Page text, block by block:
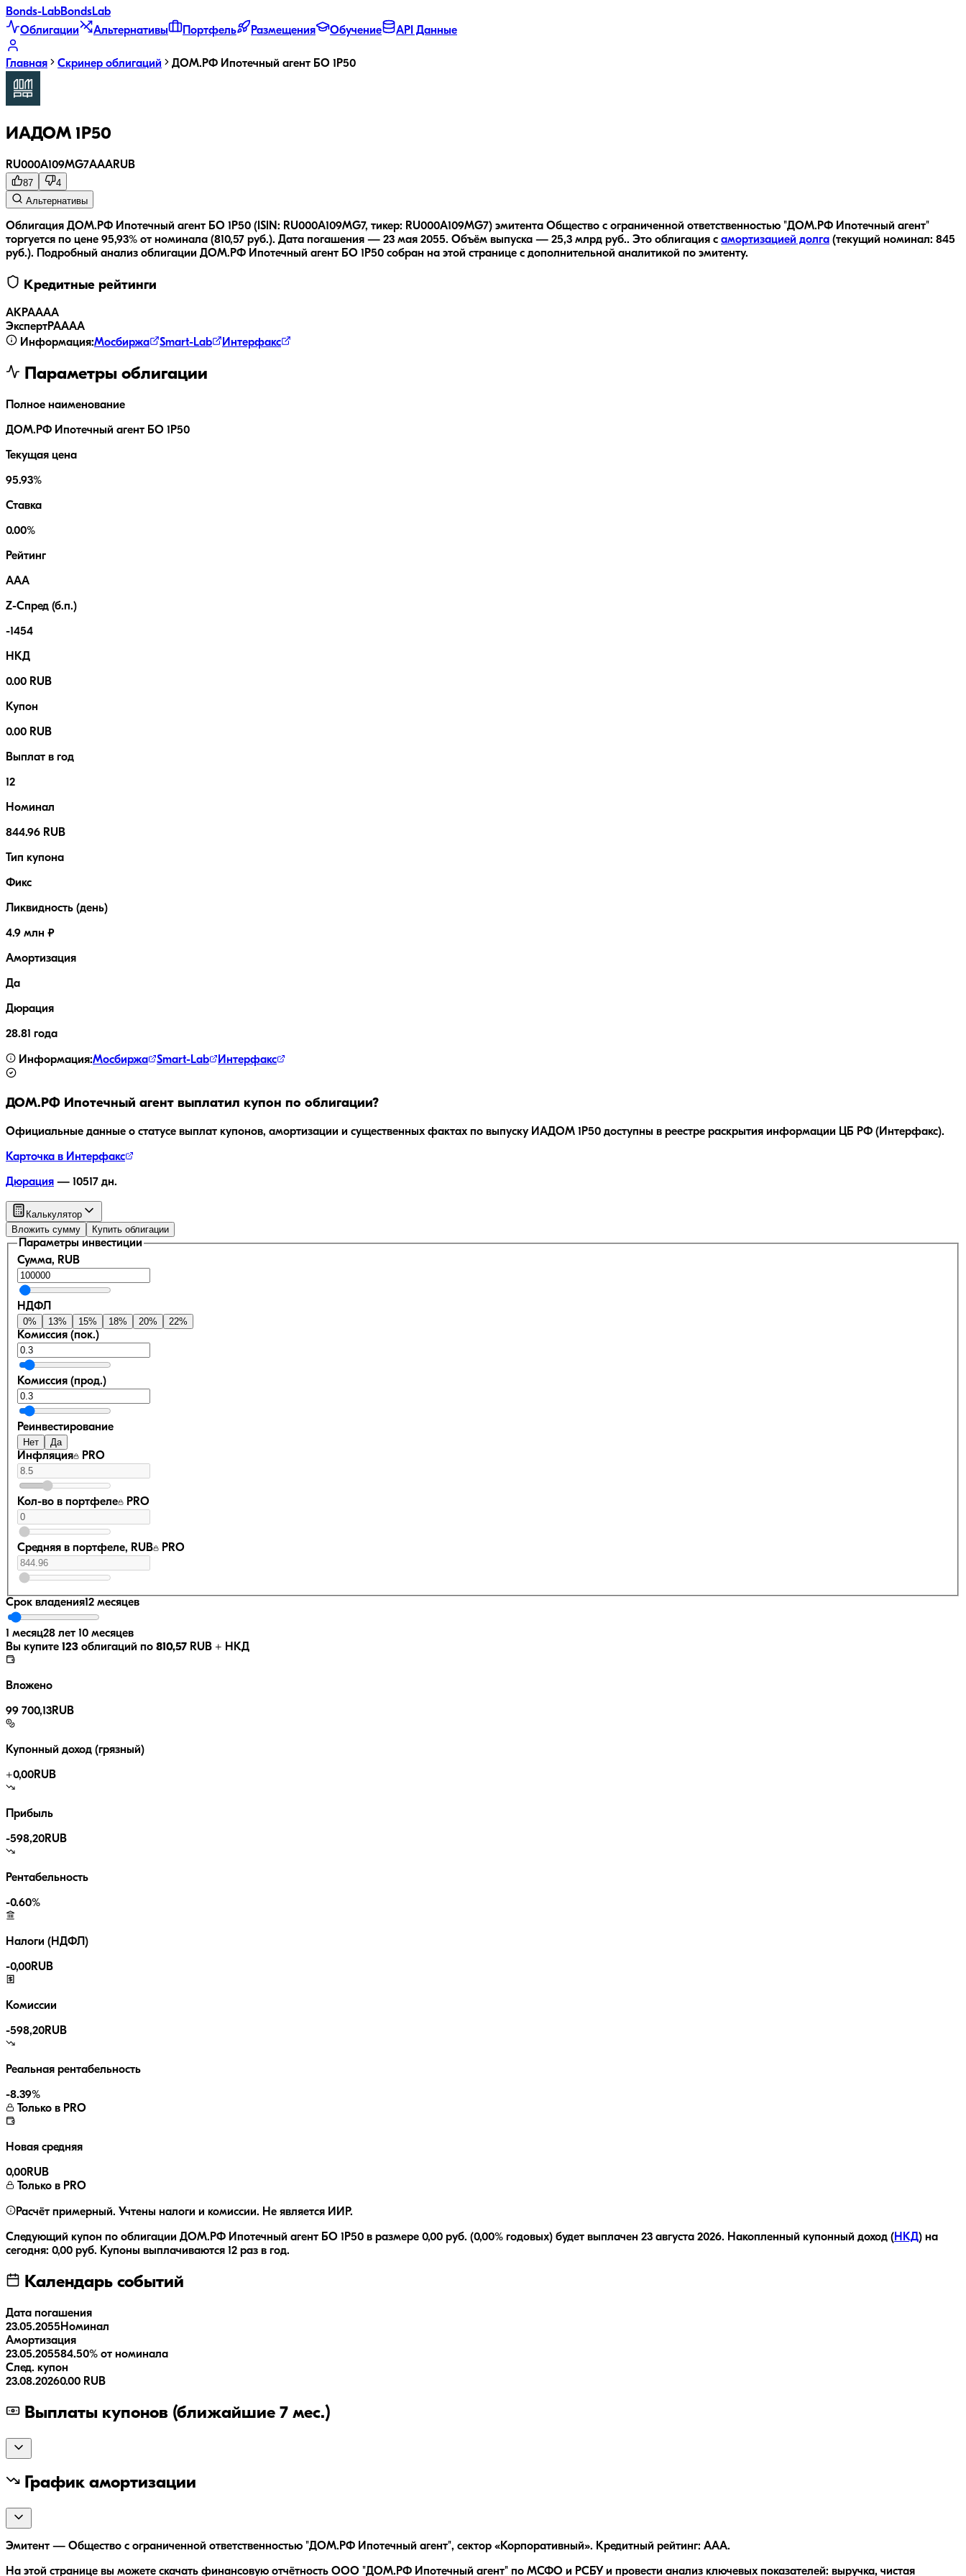
Bonds-LabBondsLab
Облигации
Альтернативы Портфель Размещения Обучение API Данные
Главная Скринер облигаций ДОМ.РФ Ипотечный агент БО 1P50
ИАДОМ 1P50
RU000A109MG7AAARUB
87
4
Альтернативы
Облигация ДОМ.РФ Ипотечный агент БО 1P50 (ISIN: RU000A109MG7, тикер: RU000A109MG7) эмитента Общество с ограниченной ответственностью "ДОМ.РФ Ипотечный агент"
торгуется по цене 95,93% от номинала (810,57 руб.). Дата погашения — 23 мая 2055. Объём выпуска — 25,3 млрд руб.. Это облигация с амортизацией долга (текущий номинал: 845
руб.). Подробный анализ облигации ДОМ.РФ Ипотечный агент БО 1P50 собран на этой странице с дополнительной аналитикой по эмитенту.
Кредитные рейтинги
АКРАAAA
ЭкспертРАAAA
Информация:Мосбиржа Smart-Lab Интерфакс
Параметры облигации
Полное наименование
ДОМ.РФ Ипотечный агент БО 1P50
Текущая цена
95.93%
Ставка
0.00%
Рейтинг
AAA
Z-Спред (б.п.)
-1454
НКД
0.00 RUB
Купон
0.00 RUB
Выплат в год
12
Номинал
844.96 RUB
Тип купона
Фикс
Ликвидность (день)
4.9 млн ₽
Амортизация
Да
Дюрация
28.81 года
Информация:Мосбиржа Smart-Lab Интерфакс
ДОМ.РФ Ипотечный агент выплатил купон по облигации?
Официальные данные о статусе выплат купонов, амортизации и существенных фактах по выпуску ИАДОМ 1P50 доступны в реестре раскрытия информации ЦБ РФ (Интерфакс).
Карточка в Интерфакс
Дюрация — 10517 дн.
Калькулятор
Вложить сумму
Купить облигации
Параметры инвестиции
Сумма, RUB
НДФЛ
0% 13% 15% 18% 20% 22%
Комиссия (пок.)
Комиссия (прод.)
Реинвестирование
Нет Да
Инфляция PRO
Кол-во в портфеле PRO
Средняя в портфеле, RUB PRO
Срок владения12 месяцев
1 месяц28 лет 10 месяцев
Вы купите 123 облигаций по 810,57 RUB + НКД
Вложено
99 700,13RUB
Купонный доход (грязный)
+0,00RUB
Прибыль
-598,20RUB
Рентабельность
-0.60%
Налоги (НДФЛ)
-0,00RUB
Комиссии
-598,20RUB
Реальная рентабельность
-8.39%
Только в PRO
Новая средняя
0,00RUB
Только в PRO
Расчёт примерный. Учтены налоги и комиссии. Не является ИИР.
Следующий купон по облигации ДОМ.РФ Ипотечный агент БО 1P50 в размере 0,00 руб. (0,00% годовых) будет выплачен 23 августа 2026. Накопленный купонный доход ( НКД) на
сегодня: 0,00 руб. Купоны выплачиваются 12 раз в год.
Календарь событий
Дата погашения
23.05.2055 Номинал
Амортизация
23.05.205584.50% от номинала
След. купон
23.08.20260.00 RUB
Выплаты купонов (ближайшие 7 мес.)
График амортизации
Эмитент — Общество с ограниченной ответственностью "ДОМ.РФ Ипотечный агент", сектор «Корпоративный». Кредитный рейтинг: AAA.
На этой странице вы можете скачать финансовую отчётность ООО "ДОМ.РФ Ипотечный агент" по МСФО и РСБУ и провести анализ ключевых показателей: выручка, чистая